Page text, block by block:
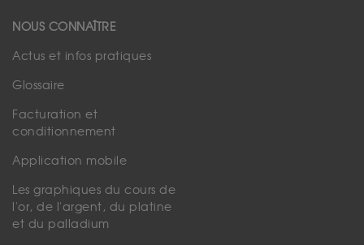
NOUS CONNAÎTRE
Actus et infos pratiques
Glossaire
Facturation et
conditionnement
Application mobile
Les graphiques du cours de
l'or, de l'argent, du platine
et du palladium